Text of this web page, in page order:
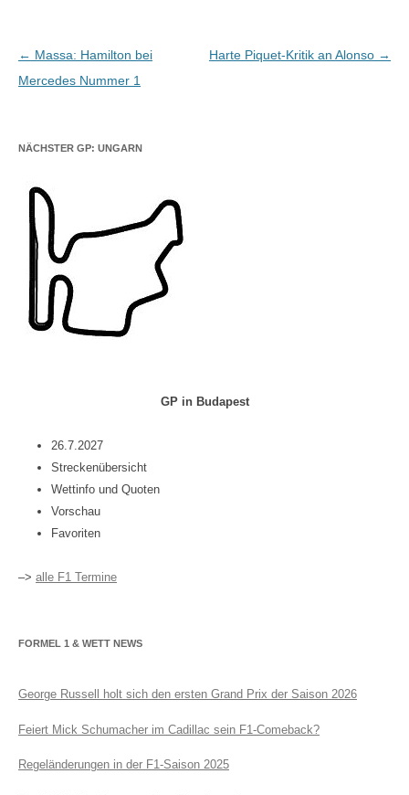
Beitragsnavigation
← Massa: Hamilton bei
Mercedes Nummer 1
Harte Piquet-Kritik an Alonso →
NÄCHSTER GP: UNGARN
GP in Budapest
26.7.2027
Streckenübersicht
Wettinfo und Quoten
Vorschau
Favoriten
–> alle F1 Termine
FORMEL 1 & WETT NEWS
George Russell holt sich den ersten Grand Prix der Saison 2026
Feiert Mick Schumacher im Cadillac sein F1-Comeback?
Regeländerungen in der F1-Saison 2025